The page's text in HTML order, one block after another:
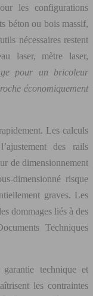
les configurations
béton ou bois massif,
nécessaires restent
laser, mètre laser,
pour un bricoleur
économiquement
Les calculs
des rails
de dimensionnement
dimensionné risque
graves. Les
dommages liés à des
Techniques
garantie technique et
les contraintes